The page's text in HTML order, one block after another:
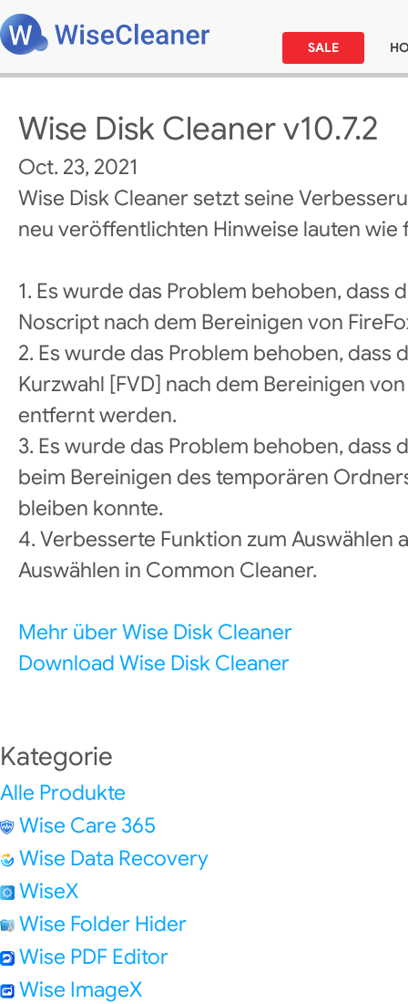
SALE
Wise Disk Cleaner v10.7.2
Oct. 23, 2021
Wise Disk Cleaner setzt seine
neu veröffentlichten Hinweise lauten wie
1. Es wurde das Problem behoben, dass
Noscript nach dem Bereinigen von
2. Es wurde das Problem behoben, dass
Kurzwahl [FVD] nach dem Bereinigen
entfernt werden.
3. Es wurde das Problem behoben, dass
beim Bereinigen des temporären
bleiben konnte.
4. Verbesserte Funktion zum Auswählen
Auswählen in Common Cleaner.
Mehr über Wise Disk Cleaner
Download Wise Disk Cleaner
Kategorie
Alle Produkte
Wise Care 365
Wise Data Recovery
WiseX
Wise Folder Hider
Wise PDF Editor
Wise ImageX